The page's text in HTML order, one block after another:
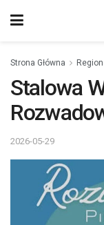
Strona Główna Region
Stalowa
2026-05-29